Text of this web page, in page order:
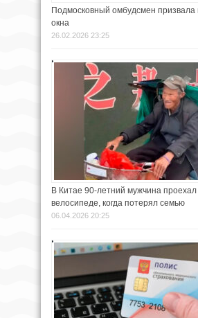
Подмосковный омбудсмен призвала
окна
26.02.2026 23:25
В Китае 90-летний мужчина
велосипеде, когда потерял семью
06.04.2026 20:25